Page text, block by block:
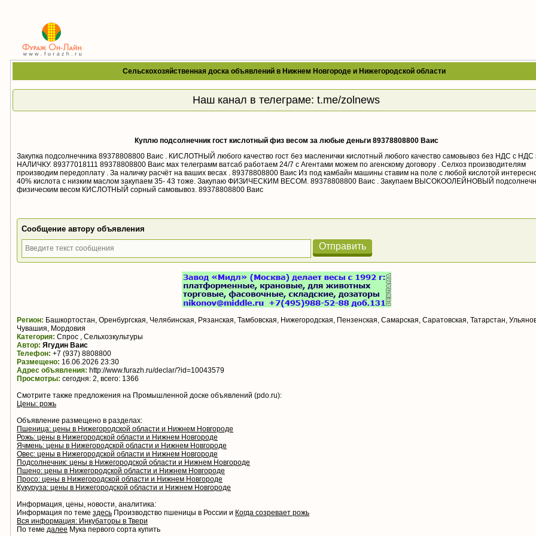
Сельскохозяйственная доска объявлений в Нижнем Новгороде и Нижегородской области
Наш канал в телеграме: t.me/zolnews
Куплю подсолнечник гост кислотный физ весом за любые деньги 89378808800 Ваис
Закупка подсолнечника 89378808800 Ваис . КИСЛОТНЫЙ любого качество гост без масленички кислотный любого качество самовывоз без НДС с НДС
НАЛИЧКУ. 89377018111 89378808800 Ваис мах телеграмм ватсаб работаем 24/7 с Агентами можем по агенскому договору . Селхоз производителям
производим передоплату . За наличку расчёт на ваших весах . 89378808800 Ваис Из под камбайн машины ставим на поле с любой кислотой
40% кислота с низким маслом закупаем 35- 43 тоже. Закупаю ФИЗИЧЕСКИМ ВЕСОМ. 89378808800 Ваис . Закупаем ВЫСОКООЛЕЙНОВЫЙ
физическим весом КИСЛОТНЫЙ сорный самовывоз. 89378808800 Ваис
Сообщение автору объявления
Отправить
Регион: Башкортостан, Оренбургская, Челябинская, Рязанская, Тамбовская, Нижегородская, Пензенская, Самарская, Саратовская, Татарстан,
Чувашия, Мордовия
Категория: Спрос , Сельхозкультуры
Автор: Ягудин Ваис
Телефон: +7 (937) 8808800
Размещено: 16.06.2026 23:30
Адрес объявления: http://www.furazh.ru/declar/?id=10043579
Просмотры: сегодня: 2, всего: 1366
Смотрите также предложения на Промышленной доске объявлений (pdo.ru):
Цены: рожь
Объявление размещено в разделах:
Пшеница: цены в Нижегородской области и Нижнем Новгороде
Рожь: цены в Нижегородской области и Нижнем Новгороде
Ячмень: цены в Нижегородской области и Нижнем Новгороде
Овес: цены в Нижегородской области и Нижнем Новгороде
Подсолнечник: цены в Нижегородской области и Нижнем Новгороде
Пшено: цены в Нижегородской области и Нижнем Новгороде
Просо: цены в Нижегородской области и Нижнем Новгороде
Кукуруза: цены в Нижегородской области и Нижнем Новгороде
Информация, цены, новости, аналитика:
Информация по теме здесь Производство пшеницы в России и Когда созревает рожь
Вся информация: Инкубаторы в Твери
По теме далее Мука первого сорта купить